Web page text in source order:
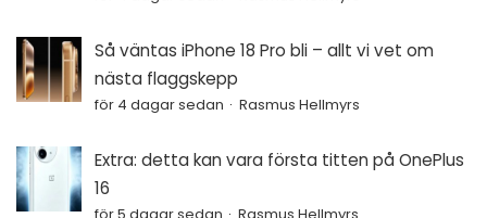
Så väntas iPhone 18 Pro bli – allt vi vet om
nästa flaggskepp
för 4 dagar sedan Rasmus Hellmyrs
Extra: detta kan vara första titten på OnePlus
16